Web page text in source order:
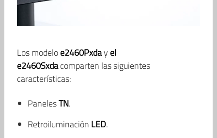
Los modeloe2460Pxday el
e2460Sxdacomparten las siguientes
características:
PanelesTN.
Retroiluminación LED.